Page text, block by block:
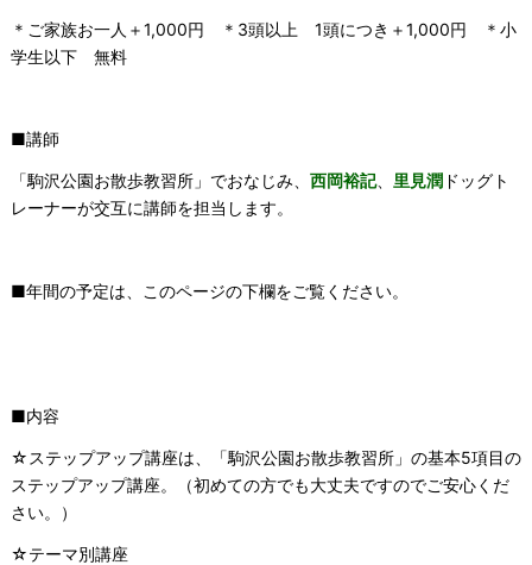
＊ご家族お一人＋1,000円 ＊3頭以上 1頭につき＋1,000円 ＊小
学生以下 無料
■講師
「駒沢公園お散歩教習所」でおなじみ、 西岡裕記、 里見潤ドッグト
レーナーが交互に講師を担当します。
■年間の予定は、このページの下欄をご覧ください。
■内容
☆ステップアップ講座は、「駒沢公園お散歩教習所」の基本5項目の
ステップアップ講座。（初めての方でも大丈夫ですのでご安心くだ
さい。）
☆テーマ別講座